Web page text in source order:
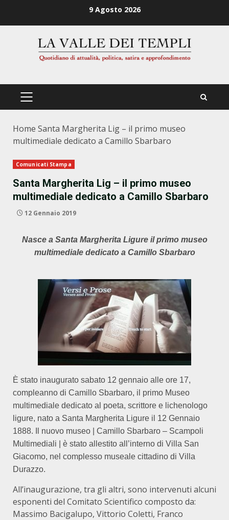
9 Agosto 2026
PRIMÄRES
Home Santa Margherita Lig – il primo museo
multimediale dedicato a Camillo Sbarbaro
Comunicati Stampa
Santa Margherita Lig – il primo museo
multimediale dedicato a Camillo Sbarbaro
12 Gennaio 2019
Nasce a Santa Margherita Ligure il primo museo
multimediale dedicato a Camillo Sbarbaro
È stato inaugurato sabato 12 gennaio alle ore 17,
compleanno di Camillo Sbarbaro, il primo Museo
multimediale dedicato al poeta, scrittore e lichenologo
ligure, nato a Santa Margherita Ligure il 12 Gennaio
1888. Il nuovo museo | Camillo Sbarbaro – Scampoli
Multimediali | è stato allestito all’interno di Villa San
Giacomo, nel complesso museale cittadino di Villa
Durazzo.
All’inaugurazione, tra gli altri, sono intervenuti alcuni
esponenti del Comitato Scientifico composto da:
Massimo Bacigalupo, Vittorio Coletti, Franco